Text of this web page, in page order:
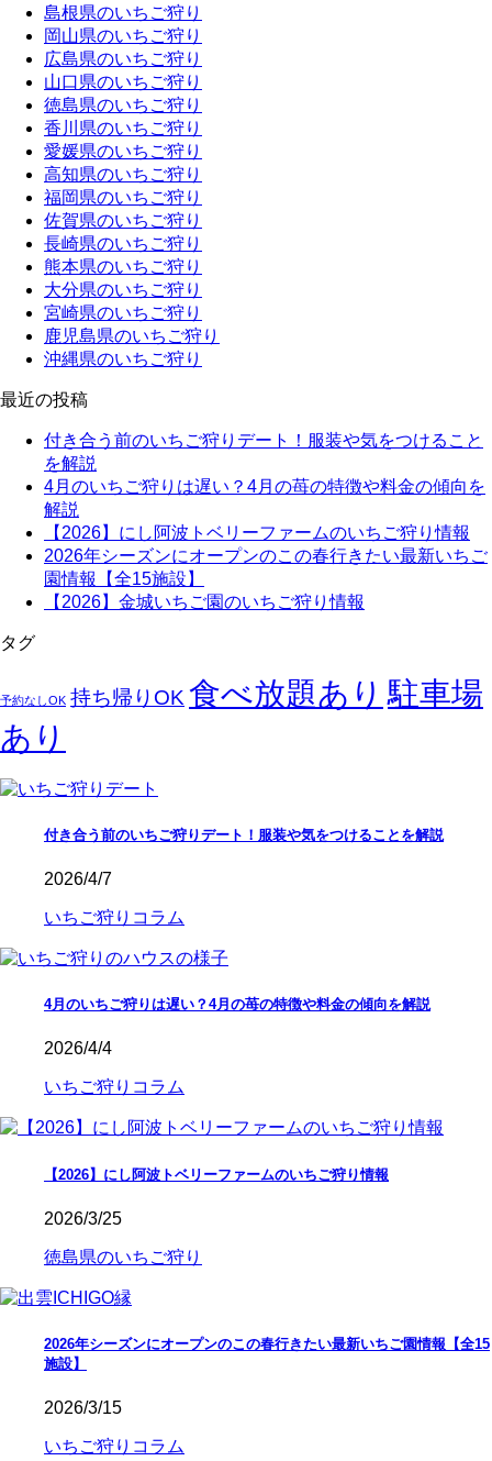
島根県のいちご狩り
岡山県のいちご狩り
広島県のいちご狩り
山口県のいちご狩り
徳島県のいちご狩り
香川県のいちご狩り
愛媛県のいちご狩り
高知県のいちご狩り
福岡県のいちご狩り
佐賀県のいちご狩り
長崎県のいちご狩り
熊本県のいちご狩り
大分県のいちご狩り
宮崎県のいちご狩り
鹿児島県のいちご狩り
沖縄県のいちご狩り
最近の投稿
付き合う前のいちご狩りデート！服装や気をつけること
を解説
4月のいちご狩りは遅い？4月の苺の特徴や料金の傾向を
解説
【2026】にし阿波トベリーファームのいちご狩り情報
2026年シーズンにオープンのこの春行きたい最新いちご
園情報【全15施設】
【2026】金城いちご園のいちご狩り情報
タグ
予約なしOK 持ち帰りOK 食べ放題あり 駐車場
あり
付き合う前のいちご狩りデート！服装や気をつけることを解説
2026/4/7
いちご狩りコラム
4月のいちご狩りは遅い？4月の苺の特徴や料金の傾向を解説
2026/4/4
いちご狩りコラム
【2026】にし阿波トベリーファームのいちご狩り情報
2026/3/25
徳島県のいちご狩り
2026年シーズンにオープンのこの春行きたい最新いちご園情報【全15
施設】
2026/3/15
いちご狩りコラム